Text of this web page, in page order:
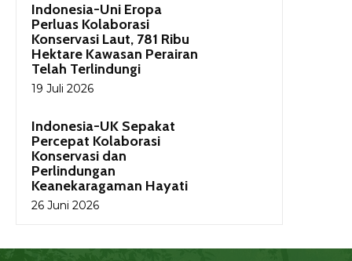
Indonesia-Uni Eropa
Perluas Kolaborasi
Konservasi Laut, 781 Ribu
Hektare Kawasan Perairan
Telah Terlindungi
19 Juli 2026
Indonesia-UK Sepakat
Percepat Kolaborasi
Konservasi dan
Perlindungan
Keanekaragaman Hayati
26 Juni 2026